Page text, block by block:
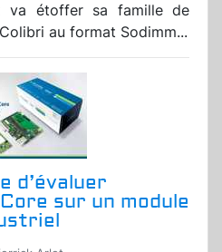
va étoffer sa famille de
au format Sodimm...
d’évaluer
sur un module